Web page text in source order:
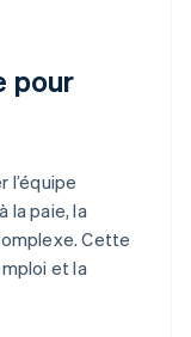
pour
l’équipe
la paie, la
Cette
et la